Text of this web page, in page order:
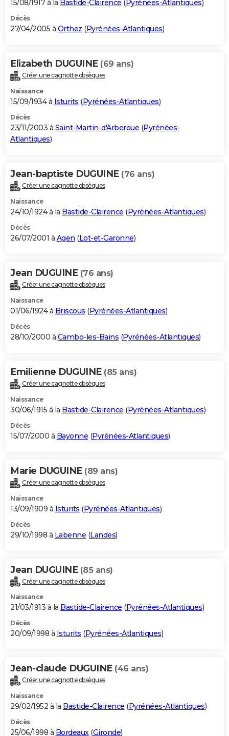
15/08/1917 à la Bastide-Clairence ( Pyrénées-Atlantiques)
Décès
27/04/2005 à Orthez (Pyrénées-Atlantiques)
Elizabeth DUGUINE (69 ans)
Créer une cagnotte obsèques
Naissance
15/09/1934 à Isturits (Pyrénées-Atlantiques)
Décès
23/11/2003 à Saint-Martin-d'Arberoue (Pyrénées-
Atlantiques)
Jean-baptiste DUGUINE (76 ans)
Créer une cagnotte obsèques
Naissance
24/10/1924 à la Bastide-Clairence (Pyrénées-Atlantiques)
Décès
26/07/2001 à Agen (Lot-et-Garonne)
Jean DUGUINE (76 ans)
Créer une cagnotte obsèques
Naissance
01/06/1924 à Briscous (Pyrénées-Atlantiques)
Décès
28/10/2000 à Cambo-les-Bains (Pyrénées-Atlantiques)
Emilienne DUGUINE (85 ans)
Créer une cagnotte obsèques
Naissance
30/06/1915 à la Bastide-Clairence (Pyrénées-Atlantiques)
Décès
15/07/2000 à Bayonne (Pyrénées-Atlantiques)
Marie DUGUINE (89 ans)
Créer une cagnotte obsèques
Naissance
13/09/1909 à Isturits (Pyrénées-Atlantiques)
Décès
29/10/1998 à Labenne (Landes)
Jean DUGUINE (85 ans)
Créer une cagnotte obsèques
Naissance
21/03/1913 à la Bastide-Clairence (Pyrénées-Atlantiques)
Décès
20/09/1998 à Isturits (Pyrénées-Atlantiques)
Jean-claude DUGUINE (46 ans)
Créer une cagnotte obsèques
Naissance
29/02/1952 à la Bastide-Clairence (Pyrénées-Atlantiques)
Décès
25/06/1998 à Bordeaux(Gironde)